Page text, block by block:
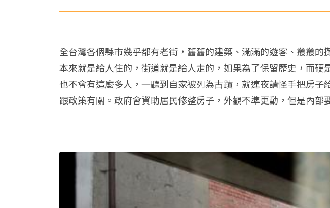
全台灣各個縣市幾乎都有老街，舊舊的建築、滿滿的遊客、叢叢
本來就是給人住的，街道就是給人走的，如果為了保留歷史，而
也不會有這麼多人，一聽到自家被列為古蹟，就連夜請怪手把房
跟政策有關。政府會資助居民修整房子，外觀不準更動，但是內部